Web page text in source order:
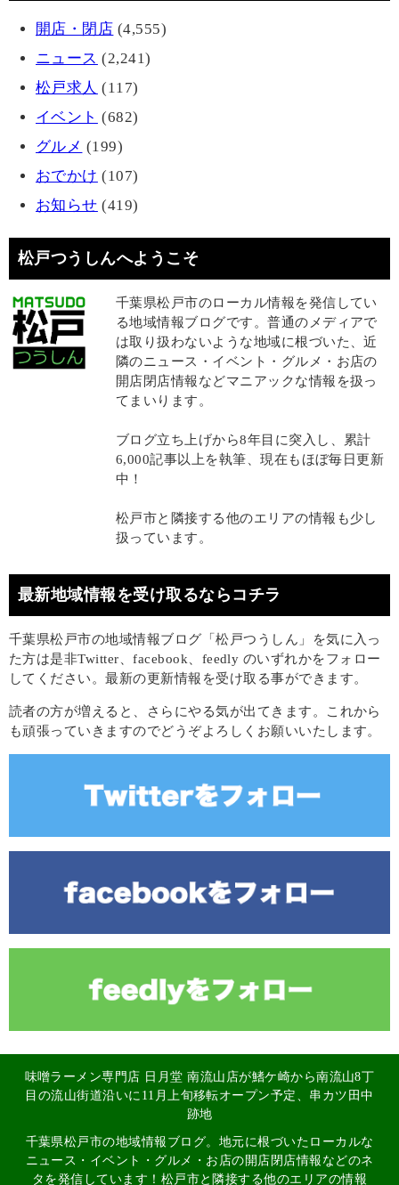
開店・閉店 (4,555)
ニュース (2,241)
松戸求人 (117)
イベント (682)
グルメ (199)
おでかけ (107)
お知らせ (419)
松戸つうしんへようこそ
千葉県松戸市のローカル情報を発信してい
る地域情報ブログです。普通のメディアで
は取り扱わないような地域に根づいた、近
隣のニュース・イベント・グルメ・お店の
開店閉店情報などマニアックな情報を扱っ
てまいります。
ブログ立ち上げから8年目に突入し、累計
6,000記事以上を執筆、現在もほぼ毎日更新
中！
松戸市と隣接する他のエリアの情報も少し
扱っています。
最新地域情報を受け取るならコチラ
千葉県松戸市の地域情報ブログ「松戸つうしん」を気に入っ
た方は是非Twitter、facebook、feedly のいずれかをフォロー
してください。最新の更新情報を受け取る事ができます。
読者の方が増えると、さらにやる気が出てきます。これから
も頑張っていきますのでどうぞよろしくお願いいたします。
味噌ラーメン専門店 日月堂 南流山店が鰭ケ崎から南流山8丁
目の流山街道沿いに11月上旬移転オープン予定、串カツ田中
跡地
千葉県松戸市の地域情報ブログ。地元に根づいたローカルな
ニュース・イベント・グルメ・お店の開店閉店情報などのネ
タを発信しています！松戸市と隣接する他のエリアの情報